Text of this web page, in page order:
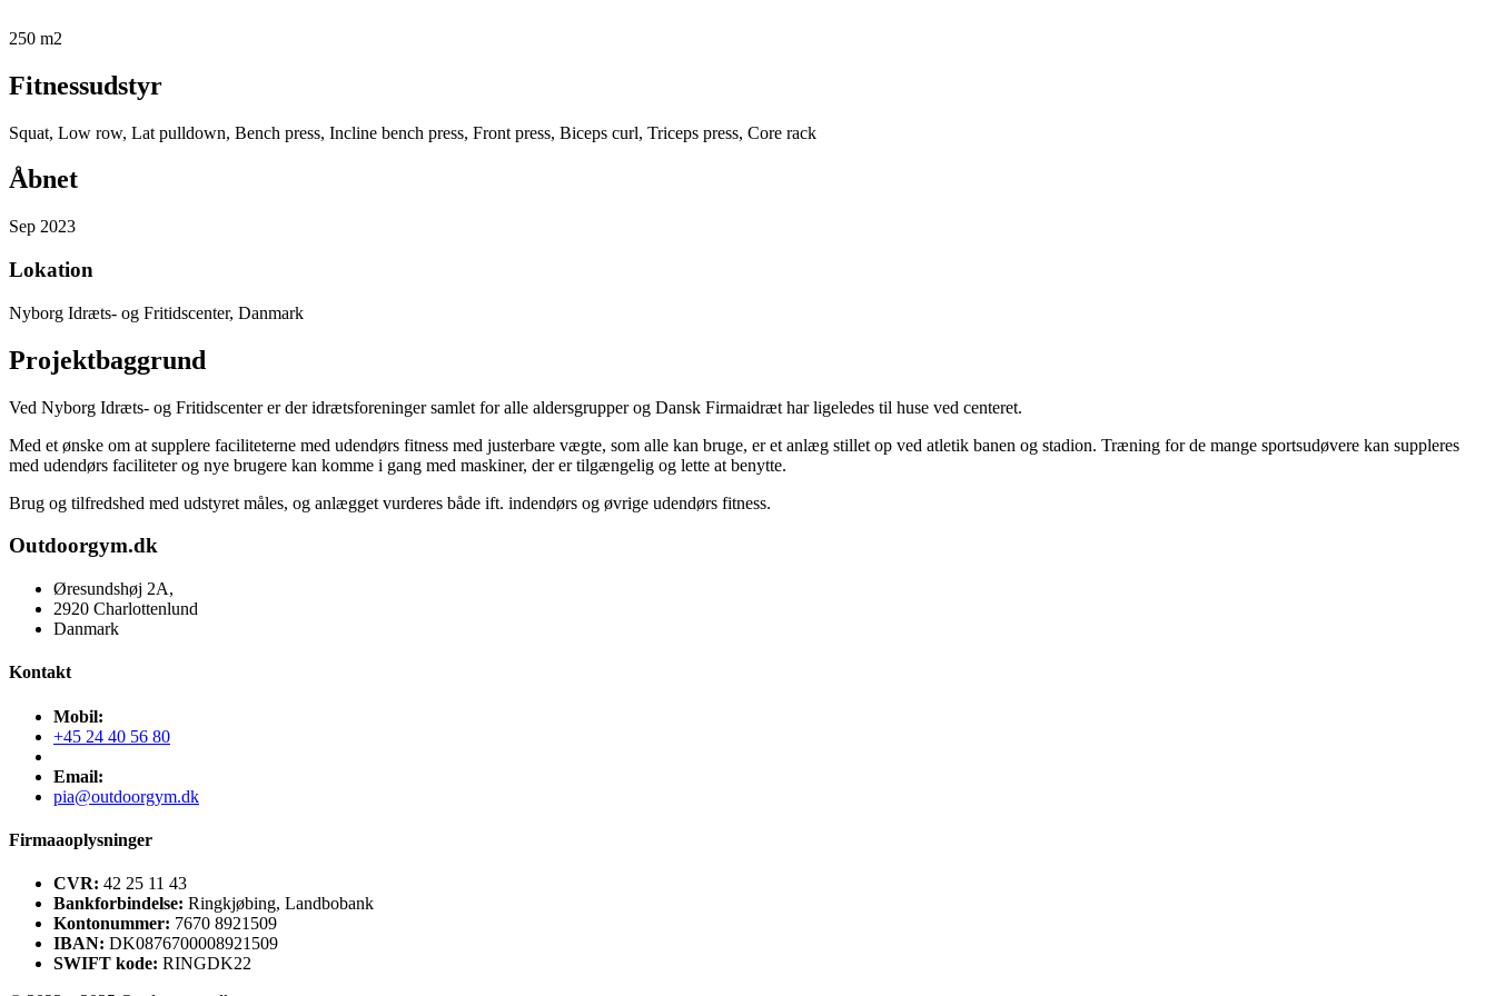
250 m2
Fitnessudstyr
Squat, Low row, Lat pulldown, Bench press, Incline bench press, Front press, Biceps curl, Triceps press, Core rack
Åbnet
Sep 2023
Lokation
Nyborg Idræts- og Fritidscenter, Danmark
Projektbaggrund
Ved Nyborg Idræts- og Fritidscenter er der idrætsforeninger samlet for alle aldersgrupper og Dansk Firmaidræt har ligeledes til huse ved centeret.
Med et ønske om at supplere faciliteterne med udendørs fitness med justerbare vægte, som alle kan bruge, er et anlæg stillet op ved atletik banen og stadion. Træning for de mange sportsudøvere kan suppleres
med udendørs faciliteter og nye brugere kan komme i gang med maskiner, der er tilgængelig og lette at benytte.
Brug og tilfredshed med udstyret måles, og anlægget vurderes både ift. indendørs og øvrige udendørs fitness.
Outdoorgym.dk
Øresundshøj 2A,
2920 Charlottenlund
Danmark
Kontakt
Mobil:
+45 24 40 56 80
Email:
pia@outdoorgym.dk
Firmaaoplysninger
CVR: 42 25 11 43
Bankforbindelse: Ringkjøbing, Landbobank
Kontonummer: 7670 8921509
IBAN: DK0876700008921509
SWIFT kode: RINGDK22